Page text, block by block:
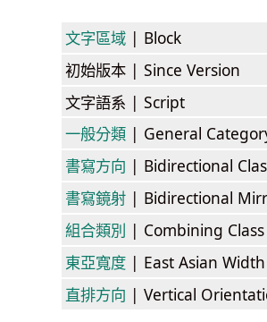
文字區域 | Block
初始版本 | Since Version
文字語系 | Script
一般分類 | General
書寫方向 | Bidirectional
書寫鏡射 | Bidirectional
組合類別 | Combining Class
東亞寬度 | East Asian Width
直排方向 | Vertical